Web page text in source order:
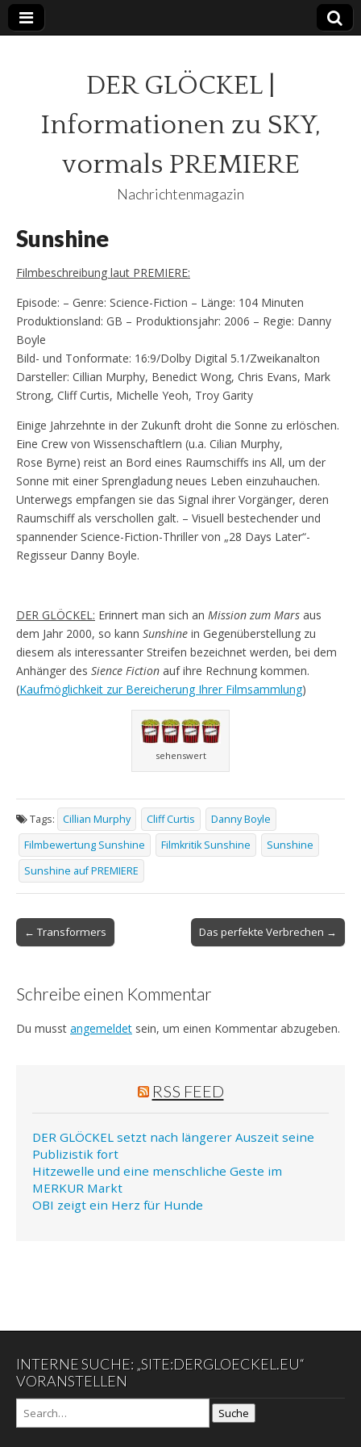
DER GLÖCKEL |
Informationen zu SKY,
vormals PREMIERE
Nachrichtenmagazin
Sunshine
Filmbeschreibung laut PREMIERE:
Episode: – Genre: Science-Fiction – Länge: 104 Minuten
Produktionsland: GB – Produktionsjahr: 2006 – Regie: Danny
Boyle
Bild- und Tonformate: 16:9/Dolby Digital 5.1/Zweikanalton
Darsteller: Cillian Murphy, Benedict Wong, Chris Evans, Mark
Strong, Cliff Curtis, Michelle Yeoh, Troy Garity
Einige Jahrzehnte in der Zukunft droht die Sonne zu erlöschen.
Eine Crew von Wissenschaftlern (u.a. Cilian Murphy,
Rose Byrne) reist an Bord eines Raumschiffs ins All, um der
Sonne mit einer Sprengladung neues Leben einzuhauchen.
Unterwegs empfangen sie das Signal ihrer Vorgänger, deren
Raumschiff als verschollen galt. – Visuell bestechender und
spannender Science-Fiction-Thriller von „28 Days Later“-
Regisseur Danny Boyle.
DER GLÖCKEL: Erinnert man sich an Mission zum Mars aus
dem Jahr 2000, so kann Sunshine in Gegenüberstellung zu
diesem als interessanter Streifen bezeichnet werden, bei dem
Anhänger des Sience Fiction auf ihre Rechnung kommen.
(Kaufmöglichkeit zur Bereicherung Ihrer Filmsammlung)
sehenswert
Tags: Cillian Murphy Cliff Curtis
Danny Boyle
Filmbewertung Sunshine
Filmkritik Sunshine
Sunshine
Sunshine auf PREMIERE
Post
navigation
← Transformers Das perfekte Verbrechen →
Schreibe einen Kommentar
Du musst angemeldet sein, um einen Kommentar abzugeben.
RSS FEED
DER GLÖCKEL setzt nach längerer Auszeit seine
Publizistik fort
Hitzewelle und eine menschliche Geste im
MERKUR Markt
OBI zeigt ein Herz für Hunde
INTERNE SUCHE: „SITE:DERGLOECKEL.EU“
VORANSTELLEN
Suche